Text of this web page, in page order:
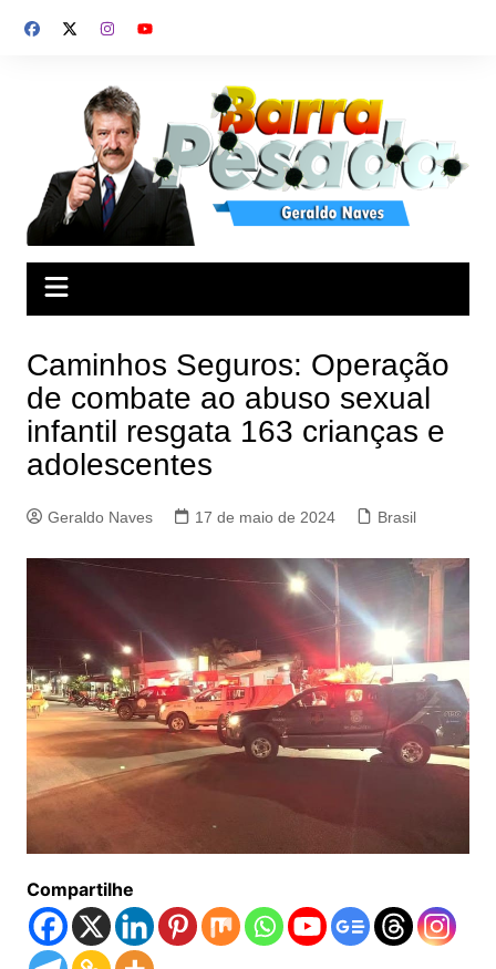
para
Caminhos Seguros: Operação
de combate ao abuso sexual
infantil resgata 163 crianças e
adolescentes
Geraldo Naves 17 de maio de 2024 Brasil
Compartilhe